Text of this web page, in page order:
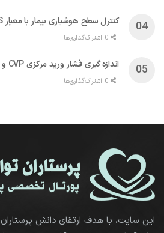
کنترل سطح هوشیاری بیمار با معیار GCS و AVPU
اندازه گیری فشار ورید مرکزی CVP و روش های آن
این سایت، با هدف ارتقای دانش